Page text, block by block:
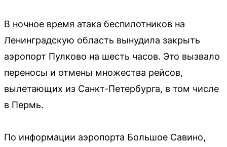
В ночное время атака беспилотников на
Ленинградскую область вынудила закрыть
аэропорт Пулково на шесть часов. Это вызвало
переносы и отмены множества рейсов,
вылетающих из Санкт-Петербурга, в том числе
в Пермь.
По информации аэропорта Большое Савино,